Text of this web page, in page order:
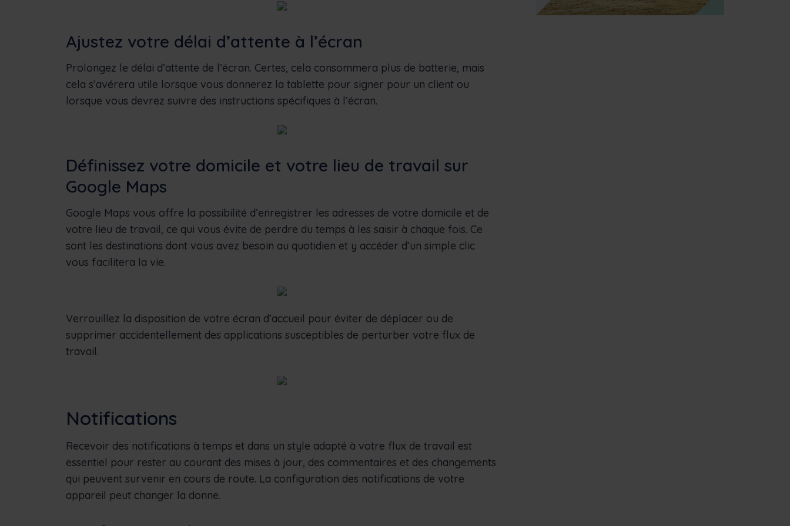
Ajustez votre délai d’attente à l’écran
Prolongez le délai d’attente de l’écran. Certes, cela consommera plus de batterie, mais
cela s’avérera utile lorsque vous donnerez la tablette pour signer pour un client ou
lorsque vous devrez suivre des instructions spécifiques à l’écran.
Définissez votre domicile et votre lieu de travail sur
Google Maps
Google Maps vous offre la possibilité d’enregistrer les adresses de votre domicile et de
votre lieu de travail, ce qui vous évite de perdre du temps à les saisir à chaque fois. Ce
sont les destinations dont vous avez besoin au quotidien et y accéder d’un simple clic
vous facilitera la vie.
Verrouillez la disposition de votre écran d’accueil pour éviter de déplacer ou de
supprimer accidentellement des applications susceptibles de perturber votre flux de
travail.
Notifications
Recevoir des notifications à temps et dans un style adapté à votre flux de travail est
essentiel pour rester au courant des mises à jour, des commentaires et des changements
qui peuvent survenir en cours de route. La configuration des notifications de votre
appareil peut changer la donne.